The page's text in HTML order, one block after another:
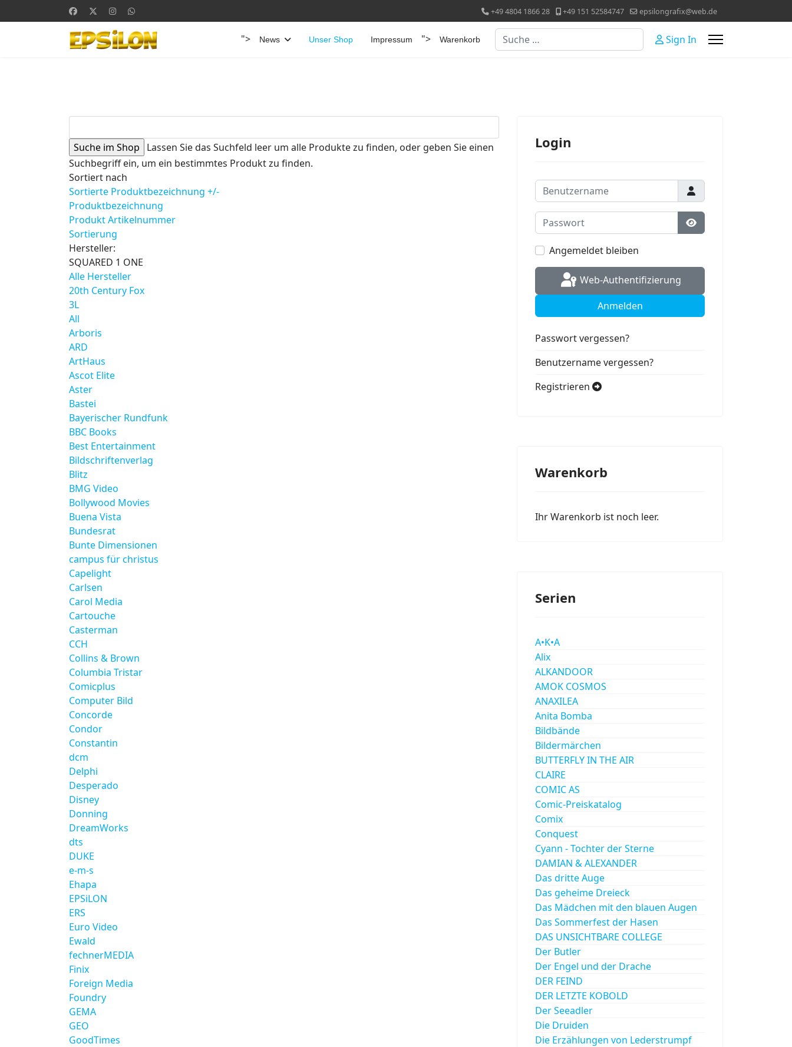
+49 4804 1866 28 +49 151 52584747 epsilongrafix@web.de
"> News Unser Shop Impressum "> Warenkorb Suchen Sign In
Lassen Sie das Suchfeld leer um alle Produkte zu finden, oder geben Sie einen
Suchbegriff ein, um ein bestimmtes Produkt zu finden.
Sortiert nach
Sortierte Produktbezeichnung +/-
Produktbezeichnung
Produkt Artikelnummer
Sortierung
Hersteller:
SQUARED 1 ONE
Alle Hersteller
20th Century Fox
3L
All
Arboris
ARD
ArtHaus
Ascot Elite
Aster
Bastei
Bayerischer Rundfunk
BBC Books
Best Entertainment
Bildschriftenverlag
Blitz
BMG Video
Bollywood Movies
Buena Vista
Bundesrat
Bunte Dimensionen
campus für christus
Capelight
Carlsen
Carol Media
Cartouche
Casterman
CCH
Collins & Brown
Columbia Tristar
Comicplus
Computer Bild
Concorde
Condor
Constantin
dcm
Delphi
Desperado
Disney
Donning
DreamWorks
dts
DUKE
e-m-s
Ehapa
EPSiLON
ERS
Euro Video
Ewald
fechnerMEDIA
Finix
Foreign Media
Foundry
GEMA
GEO
GoodTimes
Login
Benutzername
Passwort
Passwort anzeigen
Angemeldet bleiben
Web-Authentifizierung
Anmelden
Passwort vergessen?
Benutzername vergessen?
Registrieren
Warenkorb
Ihr Warenkorb ist noch leer.
Serien
A•K•A
Alix
ALKANDOOR
AMOK COSMOS
ANAXILEA
Anita Bomba
Bildbände
Bildermärchen
BUTTERFLY IN THE AIR
CLAIRE
COMIC AS
Comic-Preiskatalog
Comix
Conquest
Cyann - Tochter der Sterne
DAMIAN & ALEXANDER
Das dritte Auge
Das geheime Dreieck
Das Mädchen mit den blauen Augen
Das Sommerfest der Hasen
DAS UNSICHTBARE COLLEGE
Der Butler
Der Engel und der Drache
DER FEIND
DER LETZTE KOBOLD
Der Seeadler
Die Druiden
Die Erzählungen von Lederstrumpf